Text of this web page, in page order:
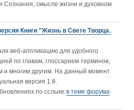
Сознания, смысле жизни и духовном
Книги "Жизнь в Свете Творца.
веб-аппликацию для удобного
по главам, глоссарием терминов,
и многим другим. На данный момент
версия 1.8.
по сслыке в теме форума